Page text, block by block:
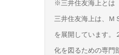
※三井住友海上とは
三井住友海上は、Ｍ
を展開しています。
化を図るための専門